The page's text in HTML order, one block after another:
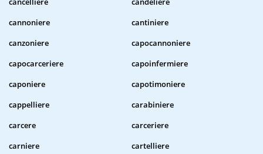
cannoniere
cantiniere
canzoniere
capocannoniere
capocarceriere
capoinfermiere
caponiere
capotimoniere
cappelliere
carabiniere
carcere
carceriere
carniere
cartelliere